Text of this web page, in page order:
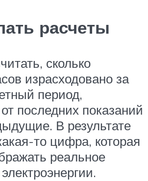
расчеты
сколько
израсходовано за
период,
последних показаний
В результате
то цифра, которая
реальное